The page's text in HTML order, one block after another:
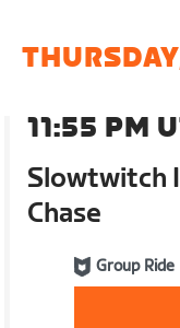
11:55 PM
Slowtwitch
Chase
Group Ride